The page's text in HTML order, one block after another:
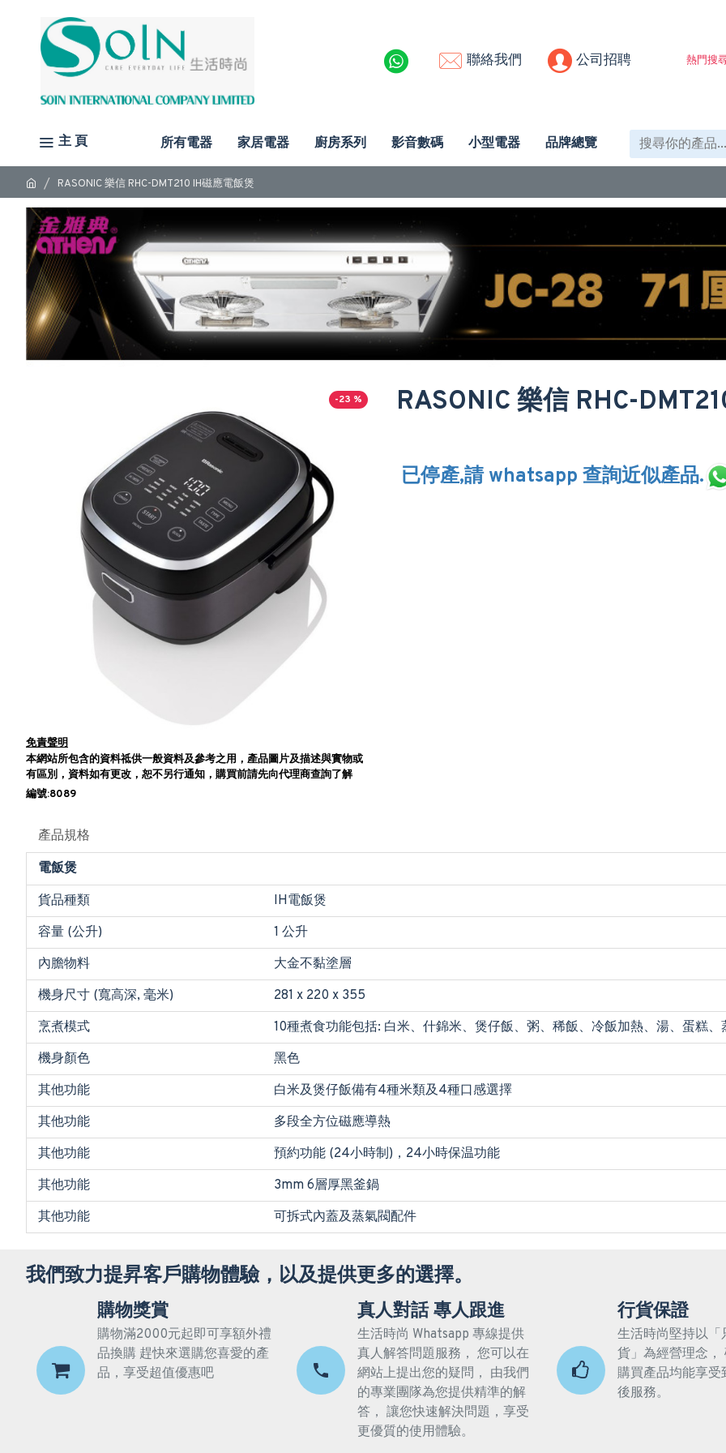
聯絡我們 公司招聘 熱門搜
主 頁 所有電器 家居電器 廚房系列 影音數碼 小型電器 品牌總覽
RASONIC 樂信 RHC-DMT210 IH磁應電飯煲
-23 %
免責聲明
本網站所包含的資料祗供一般資料及參考之用，產品圖片及描述與實物或
有區別，資料如有更改，恕不另行通知，購買前請先向代理商查詢了解
編號:8089
RASONIC 樂信 RHC-
已停產,請 whatsapp 查詢近似產品.
產品規格
電飯煲
貨品種類
IH電飯煲
容量 (公升)
1 公升
內膽物料
大金不黏塗層
機身尺寸 (寬高深, 毫米)
281 x 220 x 355
烹煮模式
10種煮食功能包括: 白米、什錦米、煲仔飯、粥、稀飯、冷飯加熱、湯、蛋糕、
機身顏色
黑色
其他功能
白米及煲仔飯備有4種米類及4種口感選擇
其他功能
多段全方位磁應導熱
其他功能
預約功能 (24小時制)，24小時保温功能
其他功能
3mm 6層厚黑釜鍋
其他功能
可拆式內蓋及蒸氣閥配件
我們致力提昇客戶購物體驗，以及提供更多的選擇。
購物獎賞
購物滿2000元起即可享額外禮
品換購 趕快來選購您喜愛的產
品，享受超值優惠吧
真人對話 專人跟進
生活時尚 Whatsapp 專線提供
真人解答問題服務， 您可以在
網站上提出您的疑問， 由我們
的專業團隊為您提供精準的解
答， 讓您快速解決問題，享受
更優質的使用體驗。
行貨保證
生活時尚堅持以「
貨」為經營理念，
購買產品均能享受
後服務。